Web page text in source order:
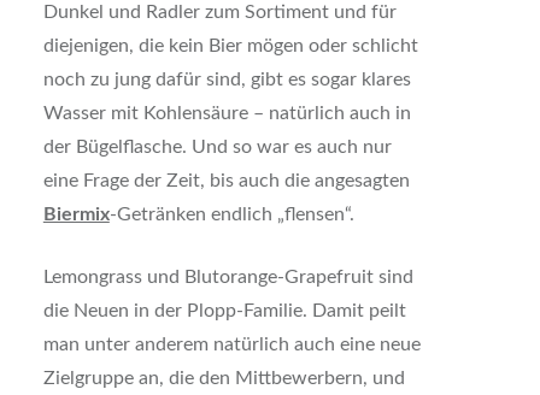
Dunkel und Radler zum Sortiment und für
diejenigen, die kein Bier mögen oder schlicht
noch zu jung dafür sind, gibt es sogar klares
Wasser mit Kohlensäure – natürlich auch in
der Bügelflasche. Und so war es auch nur
eine Frage der Zeit, bis auch die angesagten
Biermix-Getränken endlich „flensen“.
Lemongrass und Blutorange-Grapefruit sind
die Neuen in der Plopp-Familie. Damit peilt
man unter anderem natürlich auch eine neue
Zielgruppe an, die den Mittbewerbern, und